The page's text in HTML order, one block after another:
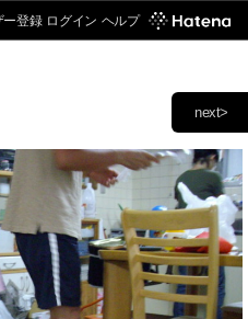
ー登録 ログイン ヘルプ
next>